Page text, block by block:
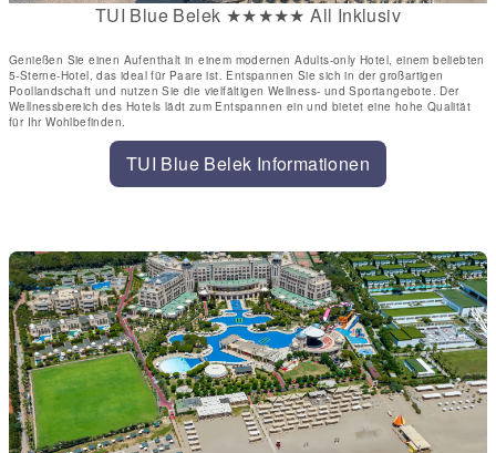
TUI Blue Belek ★★★★★ All Inklusiv
Genießen Sie einen Aufenthalt in einem modernen Adults-only Hotel, einem beliebten
5-Sterne-Hotel, das ideal für Paare ist. Entspannen Sie sich in der großartigen
Poollandschaft und nutzen Sie die vielfältigen Wellness- und Sportangebote. Der
Wellnessbereich des Hotels lädt zum Entspannen ein und bietet eine hohe Qualität
für Ihr Wohlbefinden.
TUI Blue Belek Informationen